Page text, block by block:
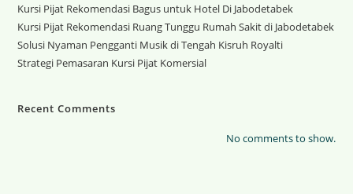
Kursi Pijat Rekomendasi Bagus untuk Hotel Di Jabodetabek
Kursi Pijat Rekomendasi Ruang Tunggu Rumah Sakit di Jabodetabek
Solusi Nyaman Pengganti Musik di Tengah Kisruh Royalti
Strategi Pemasaran Kursi Pijat Komersial
Recent Comments
No comments to show.